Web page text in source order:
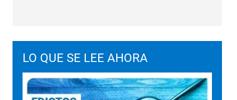
LO QUE SE LEE AHORA